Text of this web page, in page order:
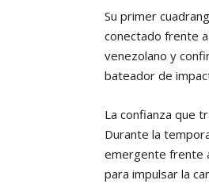
Su primer
conectado frente
venezolano y
bateador de
La confianza que
Durante la
emergente frente
para impulsar la